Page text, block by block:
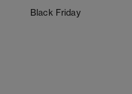
Black Friday